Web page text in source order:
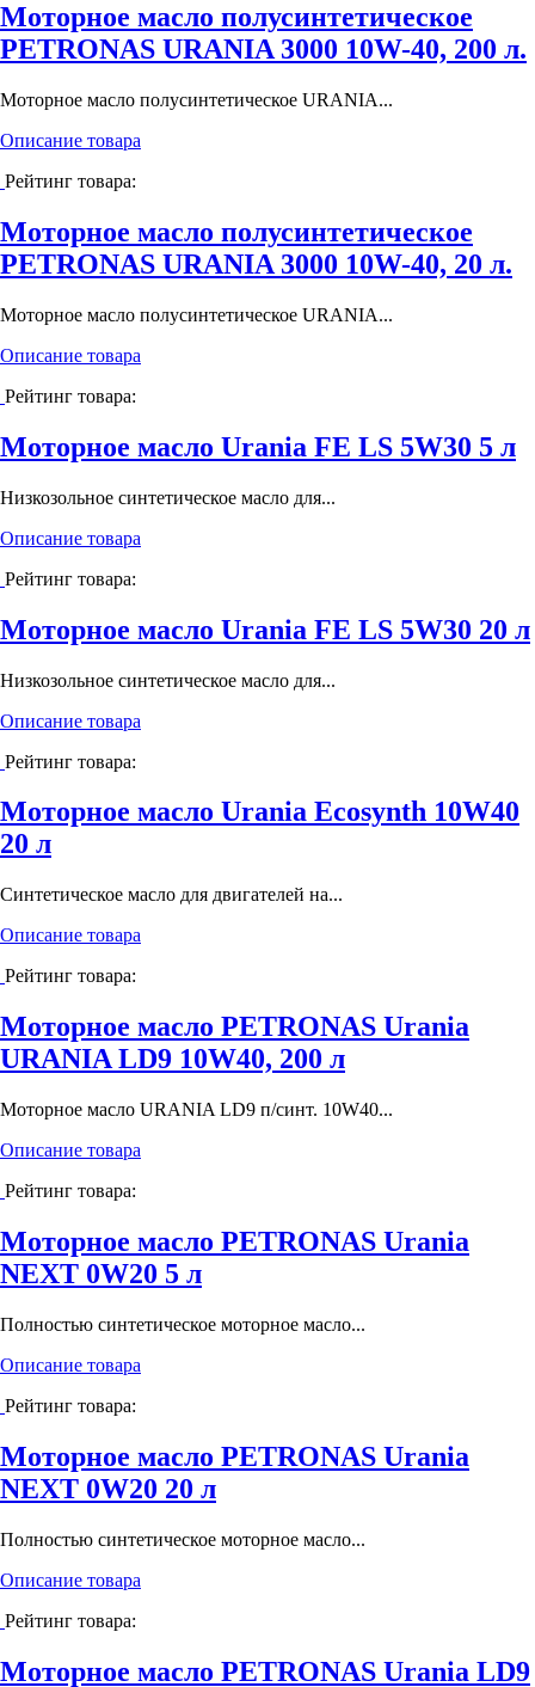
Моторное масло полусинтетическое
PETRONAS URANIA 3000 10W-40, 200 л.
Моторное масло полусинтетическое URANIA...
Описание товара
Рейтинг товара:
Моторное масло полусинтетическое
PETRONAS URANIA 3000 10W-40, 20 л.
Моторное масло полусинтетическое URANIA...
Описание товара
Рейтинг товара:
Моторное масло Urania FE LS 5W30 5 л
Низкозольное синтетическое масло для...
Описание товара
Рейтинг товара:
Моторное масло Urania FE LS 5W30 20 л
Низкозольное синтетическое масло для...
Описание товара
Рейтинг товара:
Моторное масло Urania Ecosynth 10W40
20 л
Синтетическое масло для двигателей на...
Описание товара
Рейтинг товара:
Моторное масло PETRONAS Urania
URANIA LD9 10W40, 200 л
Моторное масло URANIA LD9 п/синт. 10W40...
Описание товара
Рейтинг товара:
Моторное масло PETRONAS Urania
NEXT 0W20 5 л
Полностью синтетическое моторное масло...
Описание товара
Рейтинг товара:
Моторное масло PETRONAS Urania
NEXT 0W20 20 л
Полностью синтетическое моторное масло...
Описание товара
Рейтинг товара:
Моторное масло PETRONAS Urania LD9